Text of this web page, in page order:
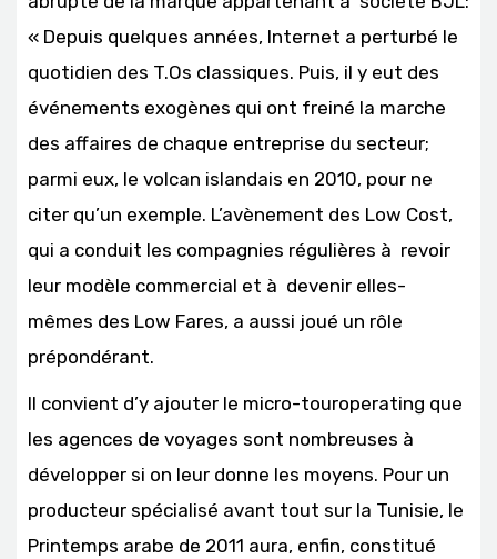
« Depuis quelques années, Internet a perturbé le
quotidien des T.Os classiques. Puis, il y eut des
événements exogènes qui ont freiné la marche
des affaires de chaque entreprise du secteur;
parmi eux, le volcan islandais en 2010, pour ne
citer qu’un exemple. L’avènement des Low Cost,
qui a conduit les compagnies régulières à revoir
leur modèle commercial et à devenir elles-
mêmes des Low Fares, a aussi joué un rôle
prépondérant.
Il convient d’y ajouter le micro-touroperating que
les agences de voyages sont nombreuses à
développer si on leur donne les moyens. Pour un
producteur spécialisé avant tout sur la Tunisie, le
Printemps arabe de 2011 aura, enfin, constitué